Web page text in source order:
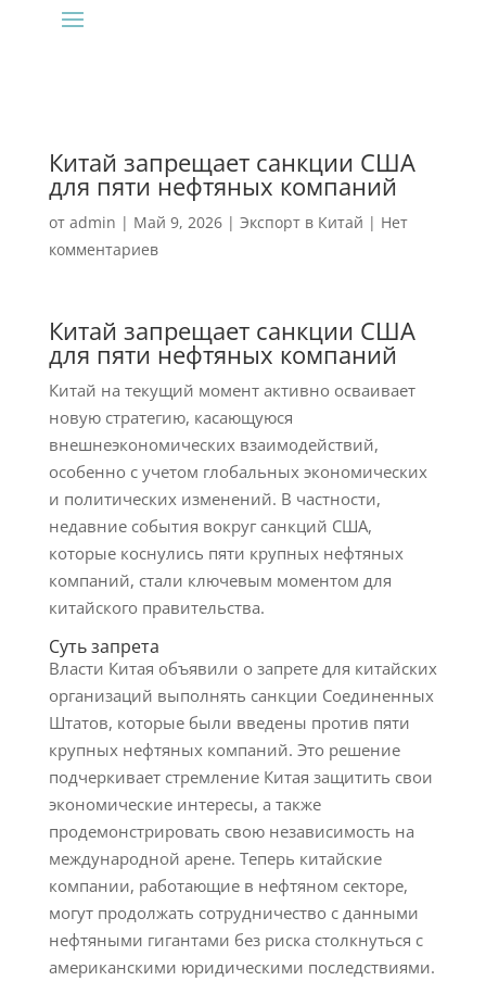
Китай запрещает санкции США
для пяти нефтяных компаний
от admin | Май 9, 2026| Экспорт в Китай | Нет
комментариев
Китай запрещает санкции США
для пяти нефтяных компаний
Китай на текущий момент активно осваивает
новую стратегию, касающуюся
внешнеэкономических взаимодействий,
особенно с учетом глобальных экономических
и политических изменений. В частности,
недавние события вокруг санкций США,
которые коснулись пяти крупных нефтяных
компаний, стали ключевым моментом для
китайского правительства.
Суть запрета
Власти Китая объявили о запрете для китайских
организаций выполнять санкции Соединенных
Штатов, которые были введены против пяти
крупных нефтяных компаний. Это решение
подчеркивает стремление Китая защитить свои
экономические интересы, а также
продемонстрировать свою независимость на
международной арене. Теперь китайские
компании, работающие в нефтяном секторе,
могут продолжать сотрудничество с данными
нефтяными гигантами без риска столкнуться с
американскими юридическими последствиями.